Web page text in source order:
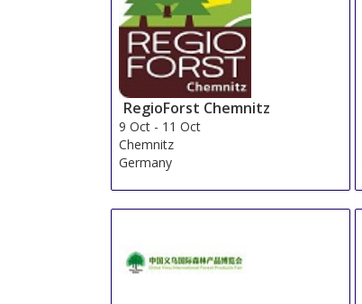
RegioForst Chemnitz
9 Oct- 11 Oct
Chemnitz
Germany